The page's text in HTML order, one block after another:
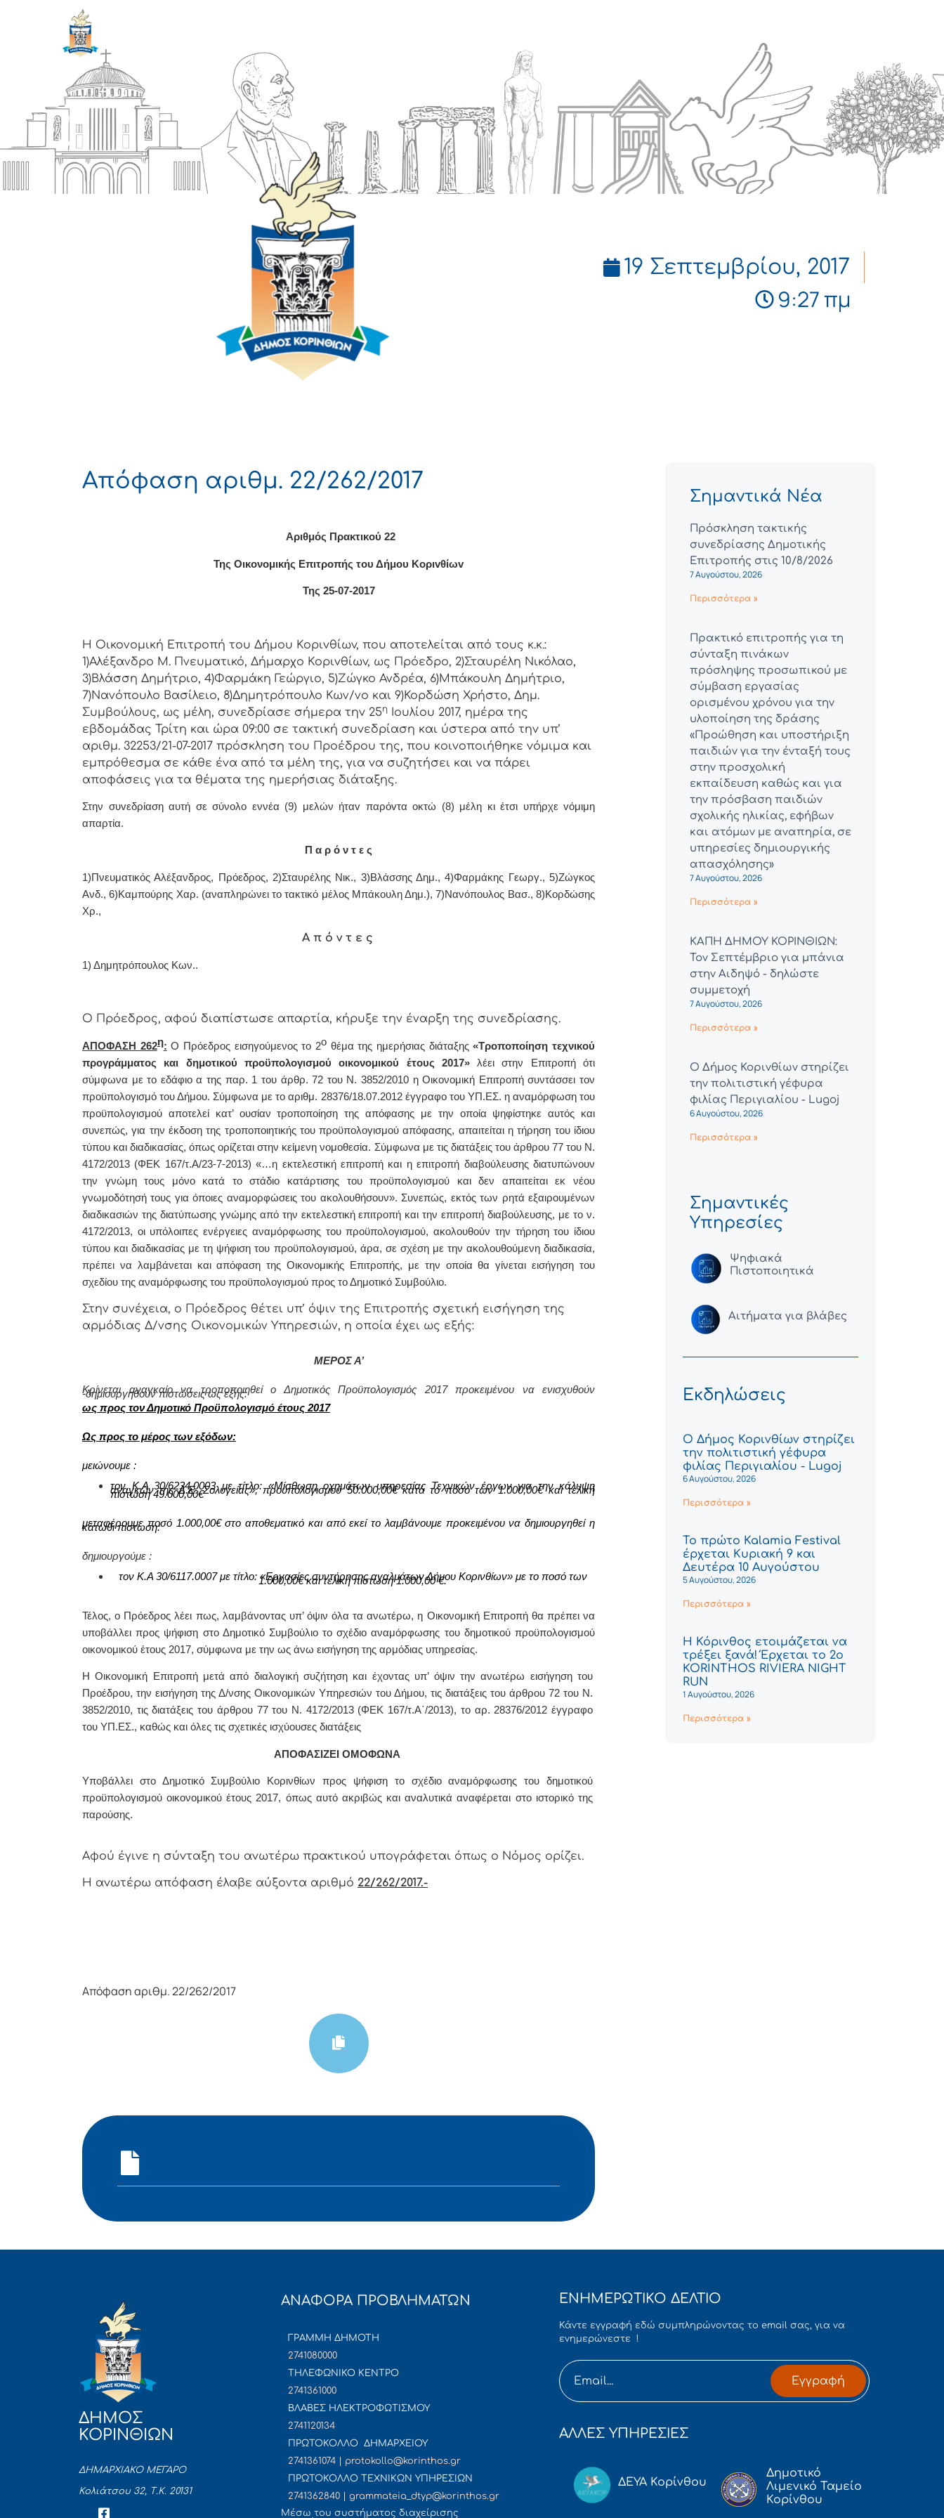
19 Σεπτεμβρίου, 2017
9:27 πμ
Απόφαση αριθμ. 22/262/2017
Αριθμός Πρακτικού 22
Της Οικονομικής Επιτρoπής τoυ Δήμoυ Κoριvθίωv
Της 25-07-2017
Η Οικονομική Επιτρoπή τoυ Δήμoυ Κoριvθίωv, πoυ απoτελείται από τoυς κ.κ.:
1)Αλέξανδρο Μ. Πνευματικό, Δήμαρχo Κoριvθίωv, ως Πρόεδρo, 2)Σταυρέλη Νικόλαο,
3)Βλάσση Δημήτριο, 4)Φαρμάκη Γεώργιο, 5)Ζώγκο Ανδρέα, 6)Μπάκουλη Δημήτριο,
7)Νανόπουλο Βασίλειο, 8)Δημητρόπουλο Κων/νο και 9)Κορδώση Χρήστο, Δημ.
Συμβoύλoυς, ως μέλη, συvεδρίασε σήμερα τηv 25η Ιουλίου 2017, ημέρα της
εβδoμάδας Τρίτη και ώρα 09:00 σε τακτική συvεδρίαση και ύστερα από τηv υπ’
αριθμ. 32253/21-07-2017 πρόσκληση τoυ Πρoέδρoυ της, πoυ κoιvoπoιήθηκε vόμιμα και
εμπρόθεσμα σε κάθε έvα από τα μέλη της, για vα συζητήσει και vα πάρει
απoφάσεις για τα θέματα της ημερήσιας διάταξης.
Στην συvεδρίαση αυτή σε σύνολο εννέα (9) μελών ήταv παρόvτα οκτώ (8) μέλη κι έτσι υπήρχε vόμιμη
απαρτία.
Π α ρ ό ν τ ε ς
1)Πνευματικός Αλέξανδρος, Πρόεδρoς, 2)Σταυρέλης Νικ., 3)Βλάσσης Δημ., 4)Φαρμάκης Γεωργ., 5)Ζώγκος
Ανδ., 6)Καμπούρης Χαρ. (αναπληρώνει το τακτικό μέλος Μπάκουλη Δημ.), 7)Νανόπουλος Βασ., 8)Κορδώσης
Χρ.,
Α π ό ν τ ε ς
1) Δημητρόπουλος Κων..
Ο Πρόεδρος, αφού διαπίστωσε απαρτία, κήρυξε την έναρξη της συνεδρίασης.
ΑΠΟΦΑΣΗ 262η: Ο Πρόεδρος εισηγούμενος το 2ο θέμα της ημερήσιας διάταξης«Τροποποίηση τεχνικού
προγράμματος και δημοτικού προϋπολογισμού οικονομικού έτους 2017»λέει στην Επιτροπή ότι
σύμφωνα με το εδάφιο α της παρ. 1 του άρθρ. 72 του Ν. 3852/2010 η Οικονομική Επιτροπή συντάσσει τον
προϋπολογισμό του Δήμου. Σύμφωνα με το αριθμ. 28376/18.07.2012 έγγραφο του ΥΠ.ΕΣ. η αναμόρφωση του
προϋπολογισμού αποτελεί κατ’ ουσίαν τροποποίηση της απόφασης με την οποία ψηφίστηκε αυτός και
συνεπώς, για την έκδοση της τροποποιητικής του προϋπολογισμού απόφασης, απαιτείται η τήρηση του ίδιου
τύπου και διαδικασίας, όπως ορίζεται στην κείμενη νομοθεσία. Σύμφωνα με τις διατάξεις του άρθρου 77 του Ν.
4172/2013 (ΦΕΚ 167/τ.Α/23-7-2013) «…η εκτελεστική επιτροπή και η επιτροπή διαβούλευσης διατυπώνουν
την γνώμη τους μόνο κατά το στάδιο κατάρτισης του προϋπολογισμού και δεν απαιτείται εκ νέου
γνωμοδότησή τους για όποιες αναμορφώσεις του ακολουθήσουν». Συνεπώς, εκτός των ρητά εξαιρουμένων
διαδικασιών της διατύπωσης γνώμης από την εκτελεστική επιτροπή και την επιτροπή διαβούλευσης, με το ν.
4172/2013, οι υπόλοιπες ενέργειες αναμόρφωσης του προϋπολογισμού, ακολουθούν την τήρηση του ίδιου
τύπου και διαδικασίας με τη ψήφιση του προϋπολογισμού, άρα, σε σχέση με την ακολουθούμενη διαδικασία,
πρέπει να λαμβάνεται και απόφαση της Οικονομικής Επιτροπής, με την οποία θα γίνεται εισήγηση του
σχεδίου της αναμόρφωσης του προϋπολογισμού προς το Δημοτικό Συμβούλιο.
Στην συνέχεια, ο Πρόεδρος θέτει υπ’ όψιν της Επιτροπής σχετική εισήγηση της
αρμόδιας Δ/νσης Οικονομικών Υπηρεσιών, η οποία έχει ως εξής:
ΜΕΡΟΣ Α’
Κρίνεται αναγκαίο να τροποποιηθεί ο Δημοτικός Προϋπολογισμός 2017 προκειμένου να ενισχυθούν
-δημιουργηθούν πιστώσεις ως εξής:
ως προς τον Δημοτικό Προϋπολογισμό έτους 2017
Ως προς το μέρος των εξόδων:
μειώνουμε :
τον Κ.Α30/6234.0003με τίτλο:«Μίσθωση οχημάτων υπηρεσίας Τεχνικών έργων για την κάλυψη
αναγκών της Δ.Ε. Σολυγείας»,προϋπολογισμού50.000,00€κατά το ποσό των1.000,00€ και τελική
πίστωση49.000,00€
μεταφέρουμε ποσό 1.000,00€ στο αποθεματικό και από εκεί το λαμβάνουμε προκειμένου να δημιουργηθεί η
κάτωθι πίστωση:
δημιουργούμε :
τον Κ.Α 30/6117.0007με τίτλο: «Eργασίες συντήρησης αγαλμάτων Δήμου Κορινθίων» μετο ποσό των
1.000,00€ και τελική πίστωση 1.000,00€.
Τέλος, ο Πρόεδρος λέει πως, λαμβάνοντας υπ’ όψιν όλα τα ανωτέρω, η Οικονομική Επιτροπή θα πρέπει να
υποβάλλει προς ψήφιση στο Δημοτικό Συμβούλιο το σχέδιο αναμόρφωσης του δημοτικού προϋπολογισμού
οικονομικού έτους 2017, σύμφωνα με την ως άνω εισήγηση της αρμόδιας υπηρεσίας.
Η Οικονομική Επιτροπή μετά από διαλογική συζήτηση και έχοντας υπ’ όψιν την ανωτέρω εισήγηση του
Προέδρου, την εισήγηση της Δ/νσης Οικονομικών Υπηρεσιών του Δήμου, τις διατάξεις του άρθρου 72 του Ν.
3852/2010, τις διατάξεις του άρθρου 77 του Ν. 4172/2013 (ΦΕΚ 167/τ.Α΄/2013), το αρ. 28376/2012 έγγραφο
του ΥΠ.ΕΣ., καθώς και όλες τις σχετικές ισχύουσες διατάξεις
ΑΠΟΦΑΣΙΖΕΙ ΟΜΟΦΩΝΑ
Υποβάλλει στο Δημοτικό Συμβούλιο Κορινθίων προς ψήφιση το σχέδιο αναμόρφωσης του δημοτικού
προϋπολογισμού οικονομικού έτους 2017, όπως αυτό ακριβώς και αναλυτικά αναφέρεται στο ιστορικό της
παρούσης.
Αφoύ έγιvε η σύvταξη τoυ αvωτέρω πρακτικoύ υπoγράφεται όπως o Νόμoς oρίζει.
Η αvωτέρω απόφαση έλαβε αύξοντα αριθμό 22/262/2017.-
Απόφαση αριθμ. 22/262/2017
Σημαντικά Νέα
Πρόσκληση τακτικής
συνεδρίασης Δημοτικής
Επιτροπής στις 10/8/2026
7 Αυγούστου, 2026
Περισσότερα »
Πρακτικό επιτροπής για τη
σύνταξη πινάκων
πρόσληψης προσωπικού με
σύμβαση εργασίας
ορισμένου χρόνου για την
υλοποίηση της δράσης
«Προώθηση και υποστήριξη
παιδιών για την ένταξή τους
στην προσχολική
εκπαίδευση καθώς και για
την πρόσβαση παιδιών
σχολικής ηλικίας, εφήβων
και ατόμων με αναπηρία, σε
υπηρεσίες δημιουργικής
απασχόλησης»
7 Αυγούστου, 2026
Περισσότερα »
ΚΑΠΗ ΔΗΜΟΥ ΚΟΡΙΝΘΙΩΝ:
Τον Σεπτέμβριο για μπάνια
στην Αιδηψό - δηλώστε
συμμετοχή
7 Αυγούστου, 2026
Περισσότερα »
Ο Δήμος Κορινθίων στηρίζει
την πολιτιστική γέφυρα
φιλίας Περιγιαλίου - Lugoj
6 Αυγούστου, 2026
Περισσότερα »
Σημαντικές
Υπηρεσίες
Ψηφιακά
Πιστοποιητικά
Αιτήματα για βλάβες
Εκδηλώσεις
Ο Δήμος Κορινθίων στηρίζει
την πολιτιστική γέφυρα
φιλίας Περιγιαλίου - Lugoj
6 Αυγούστου, 2026
Περισσότερα »
Το πρώτο Kalamia Festival
έρχεται Κυριακή 9 και
Δευτέρα 10 Αυγούστου
5 Αυγούστου, 2026
Περισσότερα »
Η Κόρινθος ετοιμάζεται να
τρέξει ξανά! Έρχεται το 2ο
KORINTHOS RIVIERA NIGHT
RUN
1 Αυγούστου, 2026
Περισσότερα »
ΔΗΜΟΣ
ΚΟΡΙΝΘΙΩΝ
ΔΗΜΑΡΧΙΑΚΟ ΜΕΓΑΡΟ
Κολιάτσου 32, Τ.Κ. 20131
ΑΝΑΦΟΡΑ ΠΡΟΒΛΗΜΑΤΩΝ
ΓΡΑΜΜΗ ΔΗΜΟΤΗ
2741080000
ΤΗΛΕΦΩΝΙΚΟ ΚΕΝΤΡΟ
2741361000
ΒΛΑΒΕΣ ΗΛΕΚΤΡΟΦΩΤΙΣΜΟΥ
2741120134
ΠΡΩΤΟΚΟΛΛΟ ΔΗΜΑΡΧΕΙΟΥ
2741361074 | protokollo@korinthos.gr
ΠΡΩΤΟΚΟΛΛΟ ΤΕΧΝΙΚΩΝ ΥΠΗΡΕΣΙΩΝ
2741362840 | grammateia_dtyp@korinthos.gr
Mέσω του συστήματος διαχείρισης
ΕΝΗΜΕΡΩΤΙΚΟ ΔΕΛΤΙΟ
Κάντε εγγραφή εδώ συμπληρώνοντας το email σας, για να
ενημερώνεστε !
Εγγραφή
ΑΛΛΕΣ ΥΠΗΡΕΣΙΕΣ
ΔΕΥΑ Κορίνθου
Δημοτικό
Λιμενικό Ταμείο
Κορίνθου